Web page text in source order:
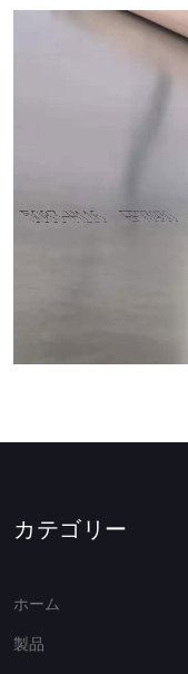
カテゴリー
ホーム
製品